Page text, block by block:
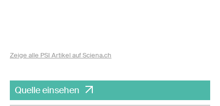
Zeige alle PSI Artikel auf Sciena.ch
Quelle einsehen